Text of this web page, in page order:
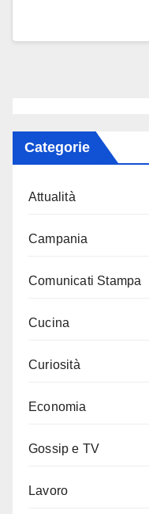
Categorie
Attualità
Campania
Comunicati Stampa
Cucina
Curiosità
Economia
Gossip e TV
Lavoro